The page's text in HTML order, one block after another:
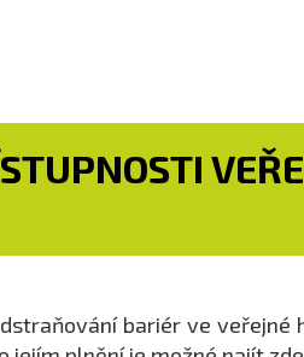
bariér ve veřejné